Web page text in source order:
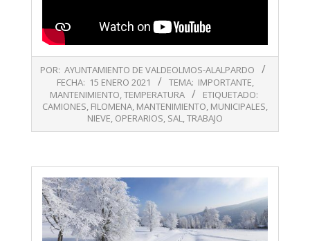
01-
POR: AYUNTAMIENTO DE VALDEOLMOS-ALALPARDO
FECHA: 15 ENERO 2021 TEMA: IMPORTANTE
MANTENIMIENTO TEMPERATURA
ETIQUETADO:
CAMIONES FILOMENA MANTENIMIENTO MUNICIPALES
NIEVE OPERARIOS SAL TRABAJO